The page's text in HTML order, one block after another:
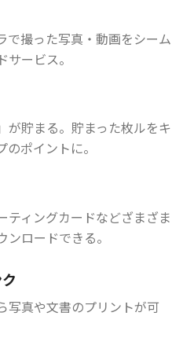
で撮った写真・動画をシーム
ービス。
が貯まる。貯まった枚ルをキ
ポイントに。
ティングカードなどざまざま
ロードできる。
写真や文書のプリントが可